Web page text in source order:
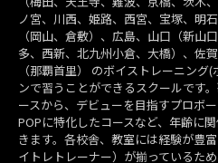
ノ宮、川西、姫路、西宮、宝塚、明
（岡山、倉敷）、広島、山口（新山
多、西新、北九州小倉、大橋）、佐
（那覇首里） のボイストレーニン
ンで習うことができるスクールです
ースから、デビューを目指すプロボ
POPに特化したコースなど、年齢に
きます。各校舎、教室には経験が豊
イトレトレーナー）が揃っているた